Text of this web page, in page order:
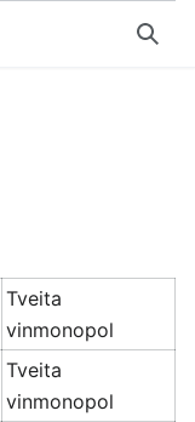
Søk
Tveita
vinmonopol
Tveita
vinmonopol